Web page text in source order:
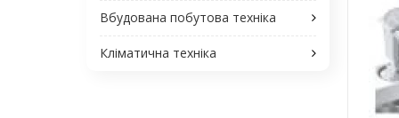
Вбудована побутова техніка
Кліматична техніка